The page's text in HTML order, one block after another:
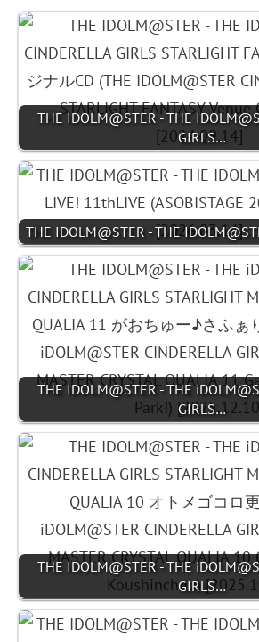
THE IDOLM@STER - THE
GIRLS…
THE IDOLM@STER - THE
THE IDOLM@STER - THE
GIRLS…
THE IDOLM@STER - THE
GIRLS…